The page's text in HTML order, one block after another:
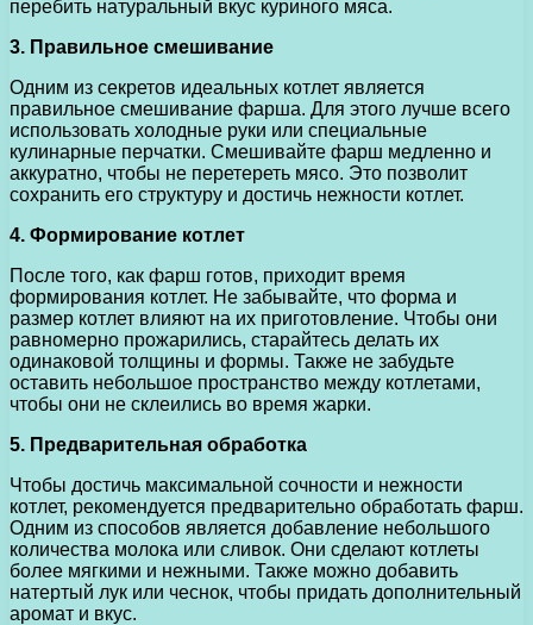
перебить натуральный вкус куриного мяса.
3. Правильное смешивание
Одним из секретов идеальных котлет является
правильное смешивание фарша. Для этого лучше всего
использовать холодные руки или специальные
кулинарные перчатки. Смешивайте фарш медленно и
аккуратно, чтобы не перетереть мясо. Это позволит
сохранить его структуру и достичь нежности котлет.
4. Формирование котлет
После того, как фарш готов, приходит время
формирования котлет. Не забывайте, что форма и
размер котлет влияют на их приготовление. Чтобы они
равномерно прожарились, старайтесь делать их
одинаковой толщины и формы. Также не забудьте
оставить небольшое пространство между котлетами,
чтобы они не склеились во время жарки.
5. Предварительная обработка
Чтобы достичь максимальной сочности и нежности
котлет, рекомендуется предварительно обработать фарш.
Одним из способов является добавление небольшого
количества молока или сливок. Они сделают котлеты
более мягкими и нежными. Также можно добавить
натертый лук или чеснок, чтобы придать дополнительный
аромат и вкус.